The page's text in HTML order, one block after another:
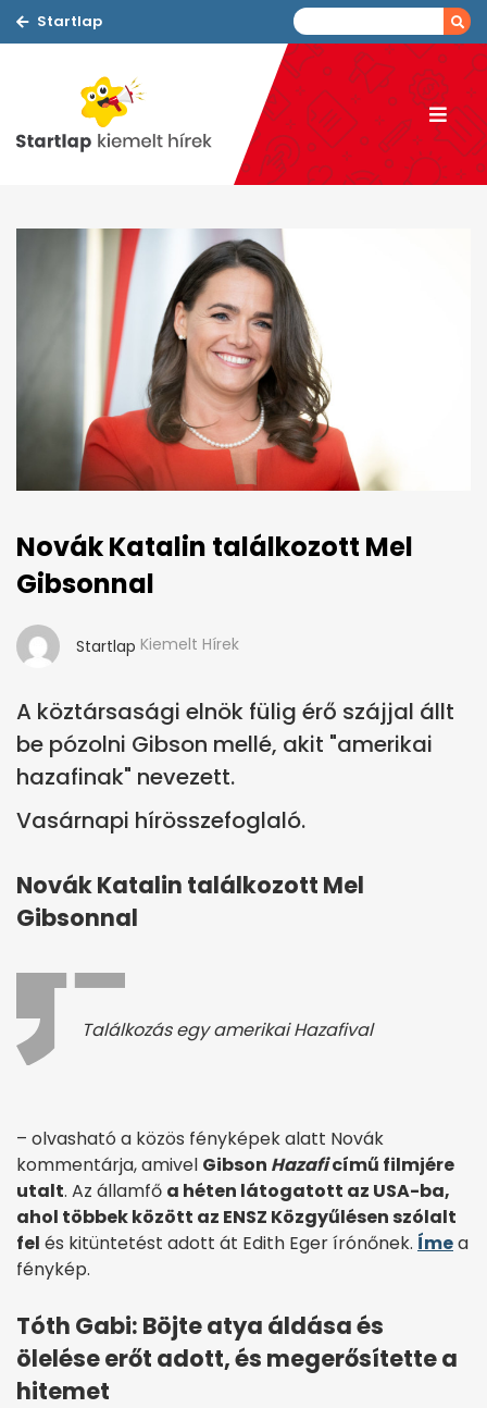
Startlap
Novák Katalin találkozott Mel
Gibsonnal
Startlap Kiemelt Hírek
A köztársasági elnök fülig érő szájjal állt
be pózolni Gibson mellé, akit "amerikai
hazafinak" nevezett.
Vasárnapi hírösszefoglaló.
Novák Katalin találkozott Mel
Gibsonnal
Találkozás egy amerikai Hazafival
– olvasható a közös fényképek alatt Novák
kommentárja, amivel Gibson Hazaficímű filmjére
utalt. Az államfő a héten látogatott az USA-ba,
ahol többek között az ENSZ Közgyűlésen szólalt
fel és kitüntetést adott át Edith Eger írónőnek. Ímea
fénykép.
Tóth Gabi: Böjte atya áldása és
ölelése erőt adott, és megerősítette a
hitemet